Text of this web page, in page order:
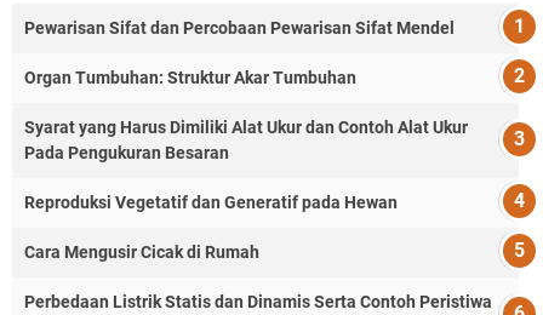
Pewarisan Sifat dan Percobaan Pewarisan Sifat Mendel
Organ Tumbuhan: Struktur Akar Tumbuhan
Syarat yang Harus Dimiliki Alat Ukur dan Contoh Alat Ukur
Pada Pengukuran Besaran
Reproduksi Vegetatif dan Generatif pada Hewan
Cara Mengusir Cicak di Rumah
Perbedaan Listrik Statis dan Dinamis Serta Contoh Peristiwa